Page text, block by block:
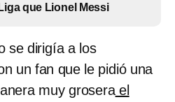
que Lionel Messi
se dirigía a los
un fan que le pidió una
muy groserael